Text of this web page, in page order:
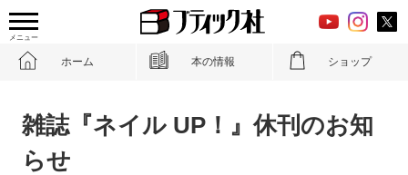
メニュー
ホーム 本の情報 ショップ
雑誌『ネイル UP！』休刊のお知
らせ